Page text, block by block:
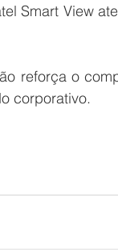
Smart View
reforça o
corporativo.